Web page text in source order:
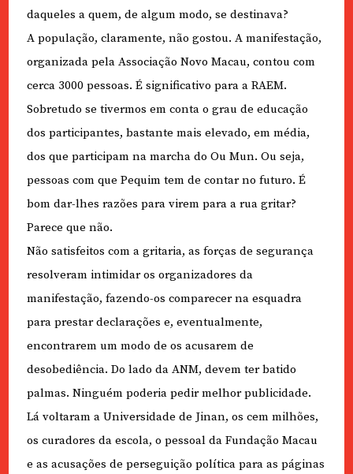
daqueles a quem, de algum modo, se destinava?
A população, claramente, não gostou. A manifestação,
organizada pela Associação Novo Macau, contou com
cerca 3000 pessoas. É significativo para a RAEM.
Sobretudo se tivermos em conta o grau de educação
dos participantes, bastante mais elevado, em média,
dos que participam na marcha do Ou Mun. Ou seja,
pessoas com que Pequim tem de contar no futuro. É
bom dar-lhes razões para virem para a rua gritar?
Parece que não.
Não satisfeitos com a gritaria, as forças de segurança
resolveram intimidar os organizadores da
manifestação, fazendo-os comparecer na esquadra
para prestar declarações e, eventualmente,
encontrarem um modo de os acusarem de
desobediência. Do lado da ANM, devem ter batido
palmas. Ninguém poderia pedir melhor publicidade.
Lá voltaram a Universidade de Jinan, os cem milhões,
os curadores da escola, o pessoal da Fundação Macau
e as acusações de perseguição política para as páginas